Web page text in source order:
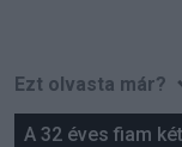
Ezt olvasta már?
A 32 éves fiam